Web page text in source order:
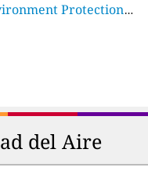
Protection
del Aire